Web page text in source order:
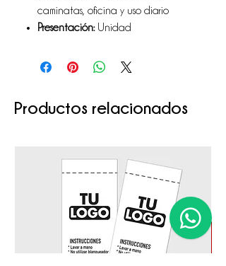
caminatas, oficina y uso diario
Presentación:Unidad
Productos relacionados
1